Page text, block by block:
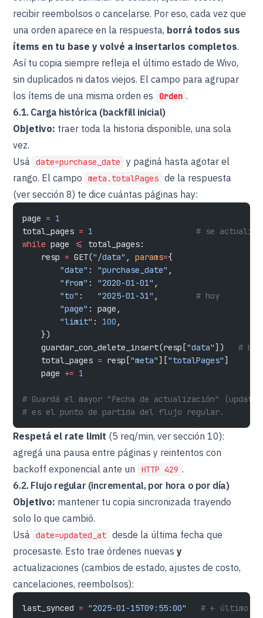
recibir reembolsos o cancelarse. Por eso, cada vez que
una orden aparece en la respuesta, borrá todos sus
ítems en tu base y volvé a insertarlos completos.
Así tu copia siempre refleja el último estado de Wivo,
sin duplicados ni datos viejos. El campo para agrupar
los ítems de una misma orden es
Orden .
6.1. Carga histórica (backfill inicial)
Objetivo: traer toda la historia disponible, una sola
vez.
Usá date=purchase_date
y paginá hasta agotar el
rango. El campo
meta.totalPages de la respuesta
(ver sección 8) te dice cuántas páginas hay:
page = 1
total_pages = 1
# se
while page <=
total_pages:
    resp
= GET("/data" , params={
        "date"
: "purchase_date" ,
        "from"
: "2020-01-01" ,
        "to"
: "2025-01-31" , # hoy
        "page"
: page,
        "limit"
: 100 ,
    })
    guardar_con_delete_insert(resp[
"data"]) #
    total_pages
= resp["meta"]["totalPages"]
    page
+= 1
# Guardá el mayor "Fecha de actualización"
# es el punto de partida del flujo regular.
Respetá el rate limit (5 req/min, ver sección 10):
agregá una pausa entre páginas y reintentos con
backoff exponencial ante un
HTTP 429 .
6.2. Flujo regular (incremental, por hora o por día)
Objetivo: mantener tu copia sincronizada trayendo
solo lo que cambió.
Usá date=updated_at desde la última fecha que
procesaste. Esto trae órdenes nuevasy
actualizaciones (cambios de estado, ajustes de costo,
cancelaciones, reembolsos):
last_synced = "2025-01-15T09:55:00"
# ← último